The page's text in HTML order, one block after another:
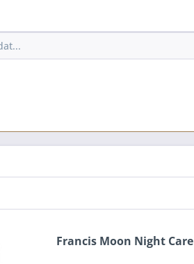
Francis Moon Night Care